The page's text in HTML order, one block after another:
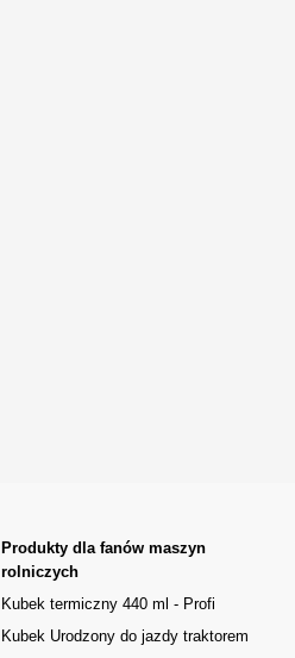
Produkty dla fanów maszyn
rolniczych
Kubek termiczny 440 ml - Profi
Kubek Urodzony do jazdy traktorem